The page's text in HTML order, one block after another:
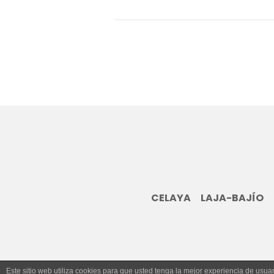
CELAYA LAJA-BAJÍO
Este sitio web utiliza cookies para que usted tenga la mejor experiencia de